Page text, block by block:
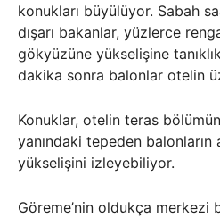
konukları büyülüyor. Sabah
dışarı bakanlar, yüzlerce
gökyüzüne yükselişine
dakika sonra balonlar otelin
Konuklar, otelin teras
yanındaki tepeden
yükselişini izleyebiliyor.
Göreme’nin oldukça merkezi